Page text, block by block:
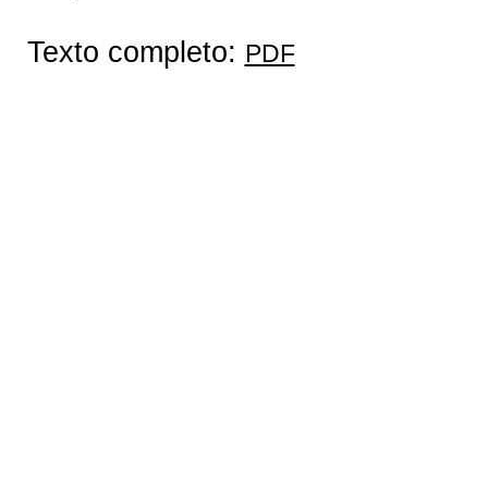
Texto completo: PDF